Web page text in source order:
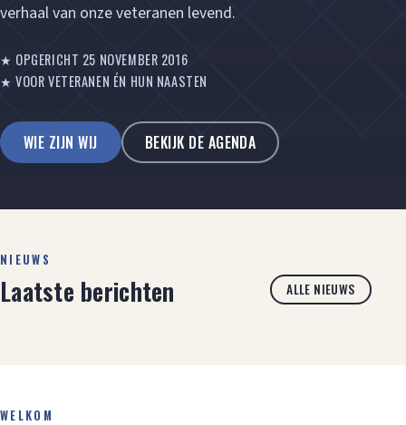
verhaal van onze veteranen levend.
★ OPGERICHT 25 NOVEMBER 2016
★ VOOR VETERANEN ÉN HUN NAASTEN
WIE ZIJN WIJ BEKIJK DE AGENDA
NIEUWS
Laatste berichten ALLE NIEUWS
WELKOM